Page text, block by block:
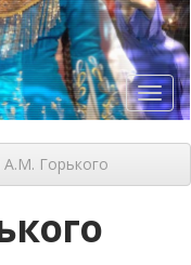
А.М. Горького